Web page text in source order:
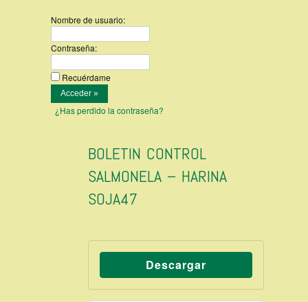
Nombre de usuario:
Contraseña:
Recuérdame
¿Has perdido la contraseña?
BOLETIN CONTROL
SALMONELA – HARINA
SOJA47
Descargar